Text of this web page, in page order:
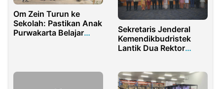
Om Zein Turun ke
Sekolah: Pastikan Anak
Purwakarta Belajar
Sekretaris Jenderal
Kemendikbudristek
Lantik Dua Rektor
2026